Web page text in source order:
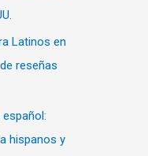
Latinos en
reseñas
hispanos y